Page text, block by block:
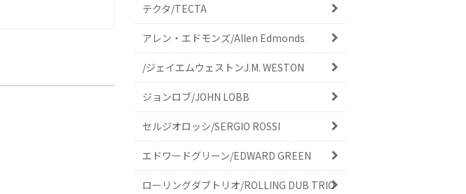
テクタ/TECTA
アレン・エドモンズ/Allen Edmonds
/ジェイエムウェストンJ.M. WESTON
ジョンロブ/JOHN LOBB
セルジオロッシ/SERGIO ROSSI
エドワードグリーン/EDWARD GREEN
ローリングダブトリオ/ROLLING DUB TRIO